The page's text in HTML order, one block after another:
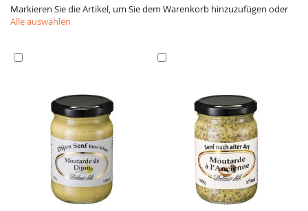
Markieren Sie die Artikel, um Sie dem Warenkorb hinzuzufügen oder
Alle auswählen